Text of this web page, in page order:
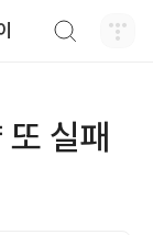
실패